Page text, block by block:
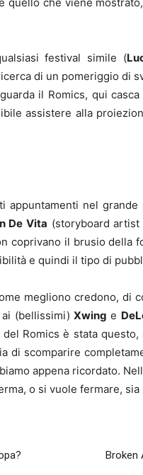
festival simile (
di un pomeriggio di
il Romics, qui
assistere alla
nel
De Vita (storyboard
coprivano il brusio
e quindi il tipo di
megliono credono, di
(bellissimi) Xwing e
Romics è stata
di scomparire
appena ricordato.
o si vuole fermare, sia
Broken